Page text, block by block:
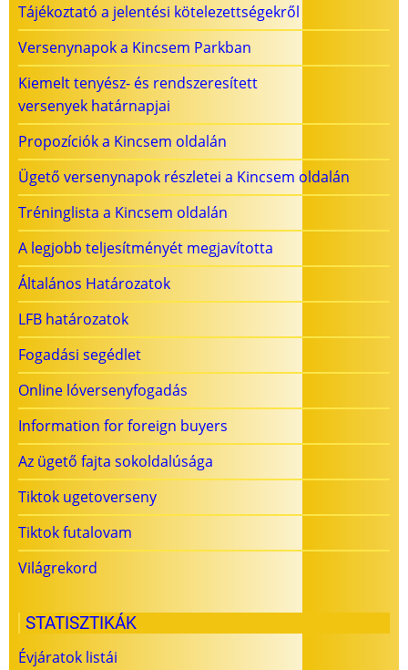
Tájékoztató a jelentési kötelezettségekről
Versenynapok a Kincsem Parkban
Kiemelt tenyész- és rendszeresített
versenyek határnapjai
Propozíciók a Kincsem oldalán
Ügető versenynapok részletei a Kincsem oldalán
Tréninglista a Kincsem oldalán
A legjobb teljesítményét megjavította
Általános Határozatok
LFB határozatok
Fogadási segédlet
Online lóversenyfogadás
Information for foreign buyers
Az ügető fajta sokoldalúsága
Tiktok ugetoverseny
Tiktok futalovam
Világrekord
STATISZTIKÁK
Évjáratok listái